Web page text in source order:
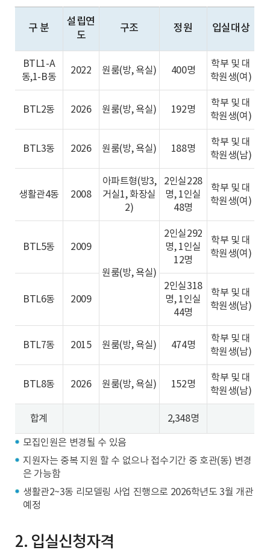
구 분
설립연
도
구조 정원 입실대상
BTL1-A
동,1-B동
2022 원룸(방, 욕실) 400명
학부 및 대
학원생(여)
BTL2동 2026 원룸(방, 욕실) 192명
학부 및 대
학원생(여)
BTL3동 2026 원룸(방, 욕실) 188명
학부 및 대
학원생(남)
생활관4동 2008
아파트형(방3,
거실1, 화장실
2)
2인실228
명, 1인실
48명
학부 및 대
학원생(여)
BTL5동 2009
원룸(방, 욕실)
2인실292
명, 1인실
12명
학부 및 대
학원생(여)
BTL6동 2009
2인실318
명, 1인실
44명
학부 및 대
학원생(남)
BTL7동 2015 원룸(방, 욕실) 474명
학부 및 대
학원생(남)
BTL8동 2026 원룸(방, 욕실) 152명
학부 및 대
학원생(남)
합계 2,348명
모집인원은 변경될 수 있음
지원자는 중복 지원 할 수 없으나 접수기간 중 호관(동) 변경
은 가능함
생활관2~3동 리모델링 사업 진행으로 2026학년도 3월 개관
예정
2. 입실신청자격